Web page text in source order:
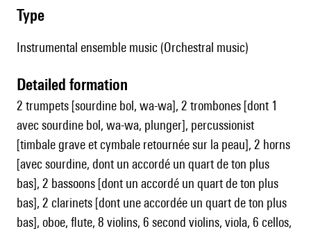
type
Instrumental ensemble music (Orchestral music)
detailed formation
2 trumpets [sourdine bol, wa-wa], 2 trombones [dont 1
avec sourdine bol, wa-wa, plunger], percussionist
[timbale grave et cymbale retournée sur la peau], 2 horns
[avec sourdine, dont un accordé un quart de ton plus
bas], 2 bassoons [dont un accordé un quart de ton plus
bas], 2 clarinets [dont une accordée un quart de ton plus
bas], oboe, flute, 8 violins, 6 second violins, viola, 6 cellos,